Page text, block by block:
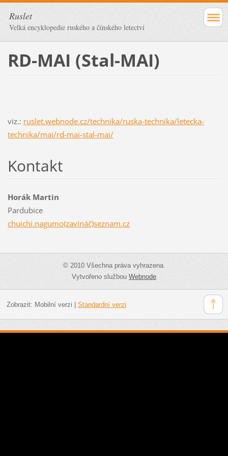
Ruslet
Velká encyklopedie ruského a čínského letectví
RD-MAI (Stal-MAI)
viz.: ruslet.webnode.cz/technika/ruska-technika/letecka-
technika/mai/rd-mai-stal-mai/
Kontakt
Horák Martin
Pardubice
chuichi.nagumo(zavináč)seznam.cz
© 2010 Všechna práva vyhrazena.
Vytvořeno službouWebnode
Zobrazit: Mobilní verzi Standardní verzi